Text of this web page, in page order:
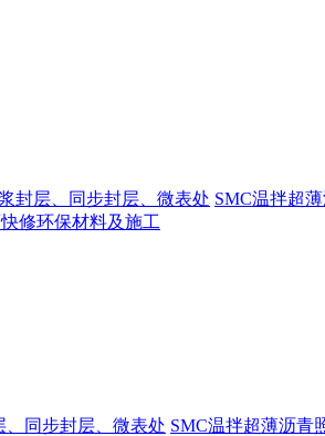
封层、同步封层、微表处 SMC温拌超
修环保材料及施工
、同步封层、微表处 SMC温拌超薄沥青